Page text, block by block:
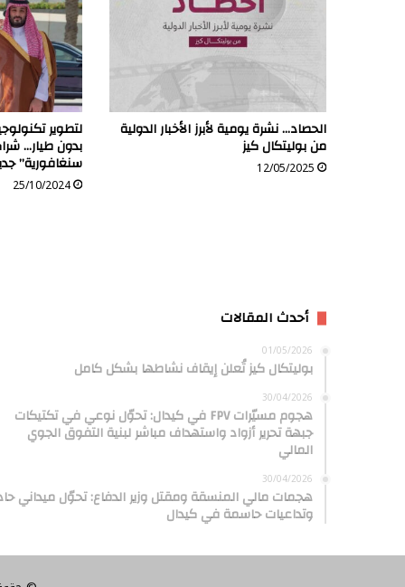
الحصاد… نشرة يومية لأبرز الأخبار الدولية
من بوليتكال كيز
12/05/2025
لتطوير
بدون طيار…
سنغافورية”
25/10/2024
أحدث المقالات
01/05/2026
بوليتكال كيز تُعلن إيقاف نشاطها بشكل كامل
30/04/2026
هجوم مسيّرات FPV في كيدال: تحوّل نوعي في تكتيكات
جبهة تحرير أزواد واستهداف مباشر لبنية التفوق الجوي
المالي
30/04/2026
هجمات مالي المنسقة ومقتل وزير الدفاع: تحوّل ميداني
وتداعيات حاسمة في كيدال